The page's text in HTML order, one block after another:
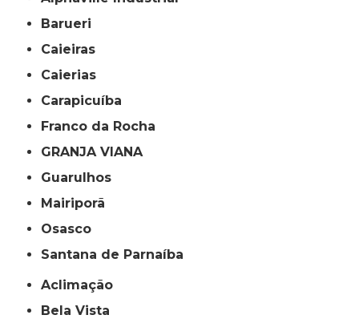
Barueri
Caieiras
Caierias
Carapicuíba
Franco da Rocha
GRANJA VIANA
Guarulhos
Mairiporã
Osasco
Santana de Parnaíba
Aclimação
Bela Vista